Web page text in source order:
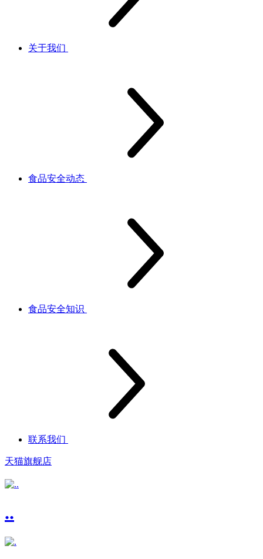
关于我们
食品安全动态
食品安全知识
联系我们
天猫旗舰店
..